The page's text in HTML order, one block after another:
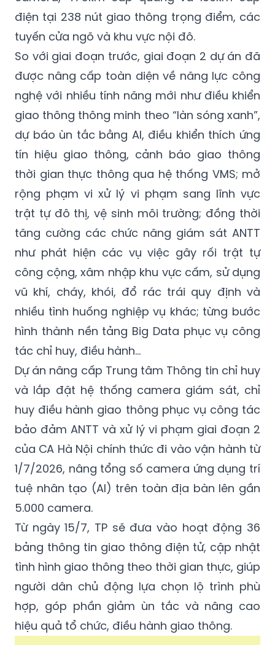
điện tại 238 nút giao thông trọng điểm, các
tuyến cửa ngõ và khu vực nội đô.
So với giai đoạn trước, giai đoạn 2 dự án đã
được nâng cấp toàn diện về năng lực công
nghệ với nhiều tính năng mới như điều khiển
giao thông thông minh theo “làn sóng xanh”,
dự báo ùn tắc bằng AI, điều khiển thích ứng
tín hiệu giao thông, cảnh báo giao thông
thời gian thực thông qua hệ thống VMS; mở
rộng phạm vi xử lý vi phạm sang lĩnh vực
trật tự đô thị, vệ sinh môi trường; đồng thời
tăng cường các chức năng giám sát ANTT
như phát hiện các vụ việc gây rối trật tự
công cộng, xâm nhập khu vực cấm, sử dụng
vũ khí, cháy, khói, đổ rác trái quy định và
nhiều tình huống nghiệp vụ khác; từng bước
hình thành nền tảng Big Data phục vụ công
tác chỉ huy, điều hành…
Dự án nâng cấp Trung tâm Thông tin chỉ huy
và lắp đặt hệ thống camera giám sát, chỉ
huy điều hành giao thông phục vụ công tác
bảo đảm ANTT và xử lý vi phạm giai đoạn 2
của CA Hà Nội chính thức đi vào vận hành từ
1/7/2026, nâng tổng số camera ứng dụng trí
tuệ nhân tạo (AI) trên toàn địa bàn lên gần
5.000 camera.
Từ ngày 15/7, TP sẽ đưa vào hoạt động 36
bảng thông tin giao thông điện tử, cập nhật
tình hình giao thông theo thời gian thực, giúp
người dân chủ động lựa chọn lộ trình phù
hợp, góp phần giảm ùn tắc và nâng cao
hiệu quả tổ chức, điều hành giao thông.